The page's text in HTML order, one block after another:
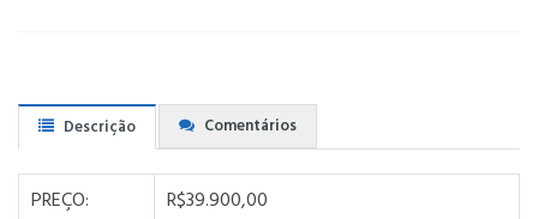
Descrição Comentários
PREÇO:
R$39.900,00